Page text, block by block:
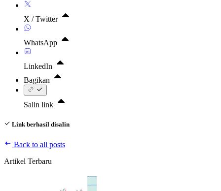
X / Twitter
WhatsApp
LinkedIn
Bagikan
Salin link
Link berhasil disalin
Back to all posts
Artikel Terbaru